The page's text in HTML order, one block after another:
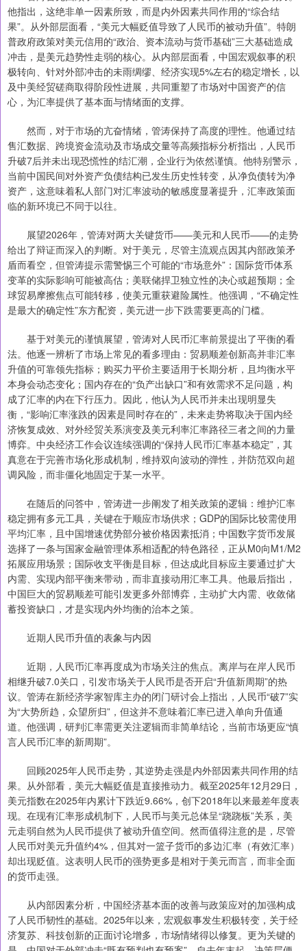
他指出，这绝非单一因素所致，而是内外因素共同作用的“综合结
果”。从外部层面看，“美元大幅贬值导致了人民币的被动升值”。特朗
普政府政策对美元信用的“政治、资本流动与货币基础”三大基础造成
冲击，是美元趋势性走弱的核心。从内部层面看，中国宏观叙事的积
极转向、针对外部冲击的未雨绸缪、经济实现5%左右的稳定增长，以
及中美经贸磋商取得阶段性进展，共同重塑了市场对中国资产的信
心，为汇率提供了基本面与情绪面的支撑。
然而，对于市场的亢奋情绪，管涛保持了高度的理性。他通过结
售汇数据、跨境资金流动及市场成交量等高频指标分析指出，人民币
升破7后并未出现恐慌性的结汇潮，企业行为依然谨慎。他特别警示，
当前中国民间对外资产负债结构已发生历史性转变，从净负债转为净
资产，这意味着私人部门对汇率波动的敏感度显著提升，汇率政策面
临的新环境已不同于以往。
展望2026年，管涛对两大关键货币——美元和人民币——的走势
给出了辩证而深入的判断。对于美元，尽管主流观点因其内部政策矛
盾而看空，但管涛提示需警惕三个可能的“市场意外”：国际货币体系
变革的实际影响可能被高估；美联储捍卫独立性的决心或超预期；全
球贸易摩擦焦点可能转移，使美元重获避险属性。他强调，“不确定性
是最大的确定性”东方配资，美元进一步下跌需要更高的门槛。
基于对美元的谨慎展望，管涛对人民币汇率前景提出了平衡的看
法。他逐一辨析了市场上常见的看多理由：贸易顺差创新高并非汇率
升值的可靠领先指标；购买力平价主要适用于长期分析，且均衡水平
本身会动态变化；国内存在的“负产出缺口”和有效需求不足问题，构
成了汇率的内在下行压力。因此，他认为人民币并未出现明显失
衡，“影响汇率涨跌的因素是同时存在的”，未来走势将取决于国内经
济恢复成效、对外经贸关系演变及美元利率汇率路径三者之间的力量
博弈。中央经济工作会议连续强调的“保持人民币汇率基本稳定”，其
真意在于完善市场化形成机制，维持双向波动的弹性，并防范双向超
调风险，而非僵化地固定于某一水平。
在随后的问答中，管涛进一步阐发了相关政策的逻辑：维护汇率
稳定拥有多元工具，关键在于顺应市场供求；GDP的国际比较需使用
平均汇率，且中国增速优势部分被价格因素抵消；中国数字货币发展
选择了一条与国家金融管理体系相适配的特色路径，正从M0向M1/M2
拓展应用场景；国际收支平衡是目标，但达成此目标应主要通过扩大
内需、实现内部平衡来带动，而非直接动用汇率工具。他最后指出，
中国巨大的贸易顺差可能引发更多外部博弈，主动扩大内需、收敛储
蓄投资缺口，才是实现内外均衡的治本之策。
近期人民币升值的表象与内因
近期，人民币汇率再度成为市场关注的焦点。离岸与在岸人民币
相继升破7.0关口，引发市场关于人民币是否开启“升值新周期”的热
议。管涛在新经济学家智库主办的闭门研讨会上指出，人民币“破7”实
为“大势所趋，众望所归”，但这并不意味着汇率已进入单向升值通
道。他强调，研判汇率需更关注逻辑而非简单结论，当前市场更应“慎
言人民币汇率的新周期”。
回顾2025年人民币走势，其逆势走强是内外部因素共同作用的结
果。从外部看，美元大幅贬值是直接推动力。截至2025年12月29日，
美元指数在2025年内累计下跌近9.66%，创下2018年以来最差年度表
现。在现有汇率形成机制下，人民币与美元总体呈“跷跷板”关系，美
元走弱自然为人民币提供了被动升值空间。然而值得注意的是，尽管
人民币对美元升值约4%，但其对一篮子货币的多边汇率（有效汇率）
却出现贬值。这表明人民币的强势更多是相对于美元而言，而非全面
的货币走强。
从内部因素分析，中国经济基本面的改善与政策应对的加强构成
了人民币韧性的基础。2025年以来，宏观叙事发生积极转变，关于经
济复苏、科技创新的正面讨论增多，市场情绪得以修复。更为关键的